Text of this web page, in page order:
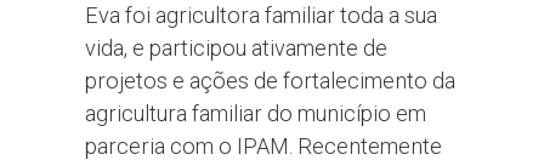
Eva foi agricultora familiar toda a sua
vida, e participou ativamente de
projetos e ações de fortalecimento da
agricultura familiar do município em
parceria com o IPAM. Recentemente